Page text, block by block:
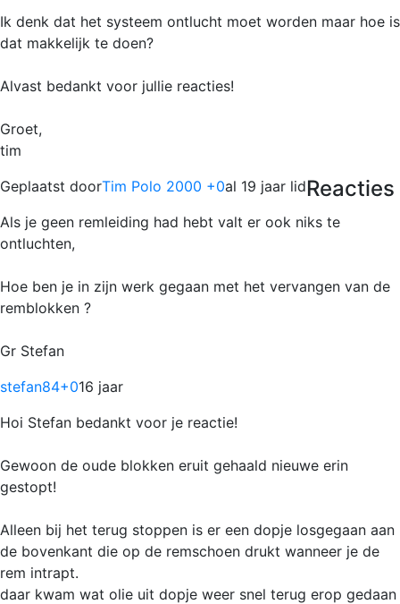
Ik denk dat het systeem ontlucht moet worden maar hoe is
dat makkelijk te doen?
Alvast bedankt voor jullie reacties!
Groet,
tim
Geplaatst doorTim Polo 2000 +0al 19 jaar lidReacties
Als je geen remleiding had hebt valt er ook niks te
ontluchten,
Hoe ben je in zijn werk gegaan met het vervangen van de
remblokken ?
Gr Stefan
stefan84+016 jaar
Hoi Stefan bedankt voor je reactie!
Gewoon de oude blokken eruit gehaald nieuwe erin
gestopt!
Alleen bij het terug stoppen is er een dopje losgegaan aan
de bovenkant die op de remschoen drukt wanneer je de
rem intrapt.
daar kwam wat olie uit dopje weer snel terug erop gedaan